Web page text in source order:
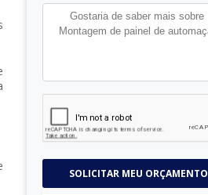
SOLICITAR MEU ORÇAMENTO